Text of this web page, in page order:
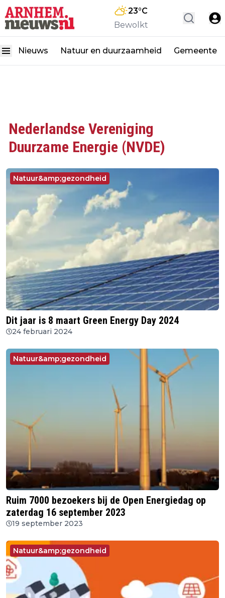
23°C
Bewolkt
Nieuws Natuur en duurzaamheid Gemeente
Nederlandse Vereniging
Duurzame Energie (NVDE)
Natuur&amp;gezondheid
Dit jaar is 8 maart Green Energy Day 2024
24 februari 2024
Natuur&amp;gezondheid
Ruim 7000 bezoekers bij de Open Energiedag op
zaterdag 16 september 2023
19 september 2023
Natuur&amp;gezondheid